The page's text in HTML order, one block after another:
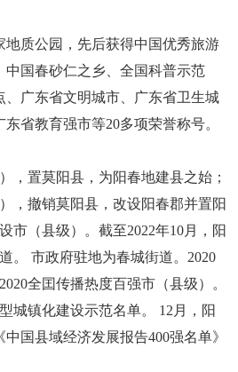
地质公园，先后获得中国优秀旅游
中国春砂仁之乡、全国科普示范
、广东省文明城市、广东省卫生城
省教育强市等20多项荣誉称号。
，置莫阳县，为阳春地建县之始；
，撤销莫阳县，改设阳春郡并置阳
市（县级）。截至2022年10月，阳
。 市政府驻地为春城街道。2020
全囯传播热度百强市（县级）。
城镇化建设示范名单。 12月，阳
国县域经济发展报告400强名单》